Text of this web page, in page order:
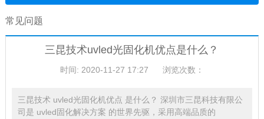
常见问题
三昆技术uvled光固化机优点是什么？
时间: 2020-11-27 17:27 浏览次数：
三昆技术 uvled光固化机优点 是什么？ 深圳市三昆科技有限公
司是 uvled固化解决方案 的世界先驱，采用高端品质的